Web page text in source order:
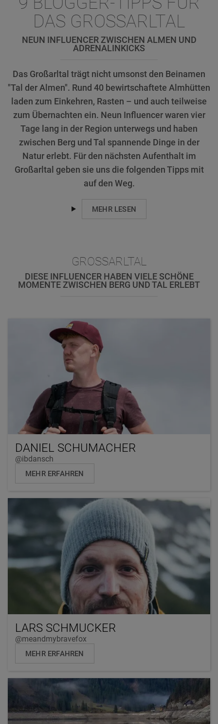
DAS GROSSARLTAL
NEUN INFLUENCER ZWISCHEN ALMEN UND
ADRENALINKICKS
Das Großarltal trägt nicht umsonst den Beinamen
"Tal der Almen". Rund 40 bewirtschaftete Almhütten
laden zum Einkehren, Rasten – und auch teilweise
zum Übernachten ein. Neun Influencer waren vier
Tage lang in der Region unterwegs und haben
zwischen Berg und Tal spannende Dinge in der
Natur erlebt. Für den nächsten Aufenthalt im
Großarltal geben sie uns die folgenden Tipps mit
auf den Weg.
MEHR LESEN
GROSSARLTAL
DIESE INFLUENCER HABEN VIELE SCHÖNE
MOMENTE ZWISCHEN BERG UND TAL ERLEBT
DANIEL SCHUMACHER
@ibdansch
MEHR ERFAHREN
LARS SCHMUCKER
@meandmybravefox
MEHR ERFAHREN